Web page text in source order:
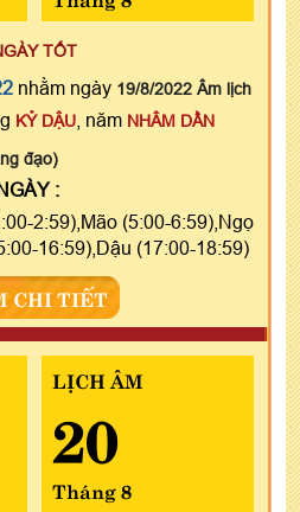
TỐT
nhằm ngày 19/8/2022 Âm lịch
KỶ DẬU , năm NHÂM DẦN
đạo)
:
2:59),Mão (5:00-6:59),Ngọ
16:59),Dậu (17:00-18:59)
CHI TIẾT
LỊCH ÂM
20
Tháng 8